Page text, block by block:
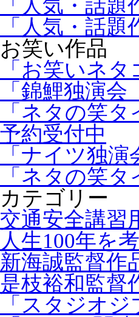
「人気・話
「人気・話
お笑い作品
「お笑いネ
「錦鯉独演
「ネタの笑
予約受付中
「ナイツ独
「ネタの笑
カテゴリー
交通安全講習
人生100年を
新海誠監督作
是枝裕和監督
「スタジオ